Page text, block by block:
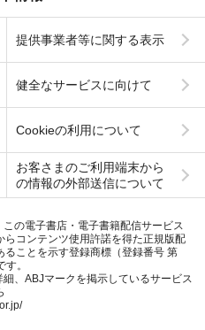
提供事業者等に関する表示
健全なサービスに向けて
Cookieの利用について
お客さまのご利用端末から
の情報の外部送信について
の電子書店・電子書籍配信サービス
らコンテンツ使用許諾を得た正規版配
ることを示す登録商標（登録番号 第
。
、ABJマークを掲示しているサービス